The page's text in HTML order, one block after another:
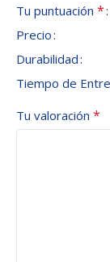
Tu puntuación *
Precio
Durabilidad
Tiempo de
Tu valoración *